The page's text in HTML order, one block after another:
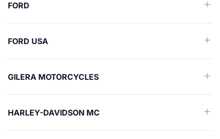
FORD
FORD USA
GILERA MOTORCYCLES
HARLEY-DAVIDSON MC